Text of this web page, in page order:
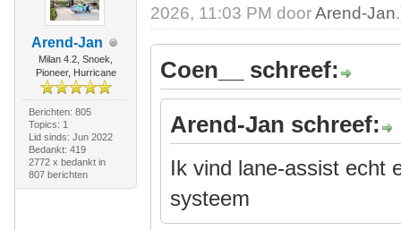
Arend-Jan
Milan 4.2, Snoek,
Pioneer, Hurricane
Berichten: 805
Topics: 1
Lid sinds: Jun 2022
Bedankt: 419
2772 x bedankt in
807 berichten
2026, 11:03 PM doorArend-Jan
Coen__ schreef:
Arend-Jan schreef:
Ik vind lane-assist echt
systeem